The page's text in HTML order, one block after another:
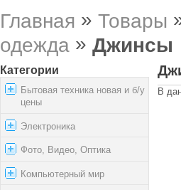
Главная » Товары
одежда » Джинсы
Категории
Бытовая техника новая и б/у
цены
Электроника
Фото, Видео, Оптика
Компьютерный мир
В